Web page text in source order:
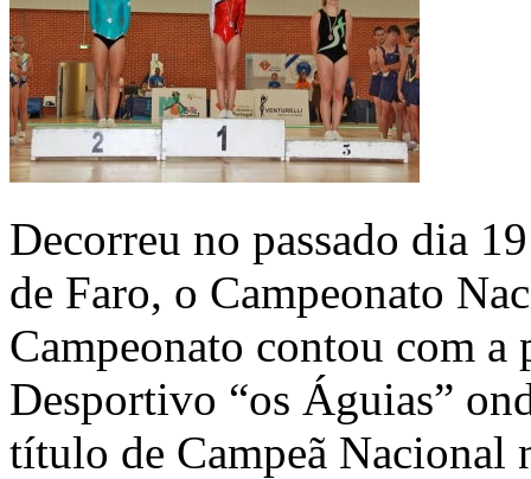
Decorreu no passado dia
de Faro, o Campeonato
Campeonato contou com a
Desportivo “os Águias”
título de Campeã Nacional